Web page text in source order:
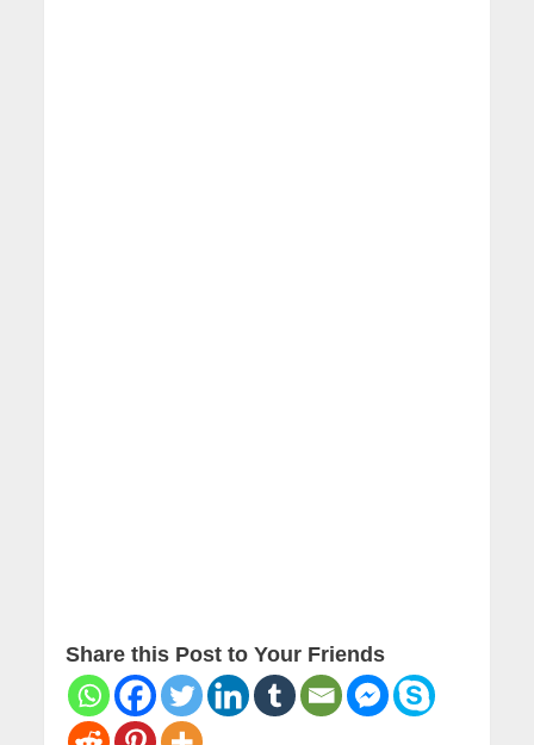
Share this Post to Your Friends